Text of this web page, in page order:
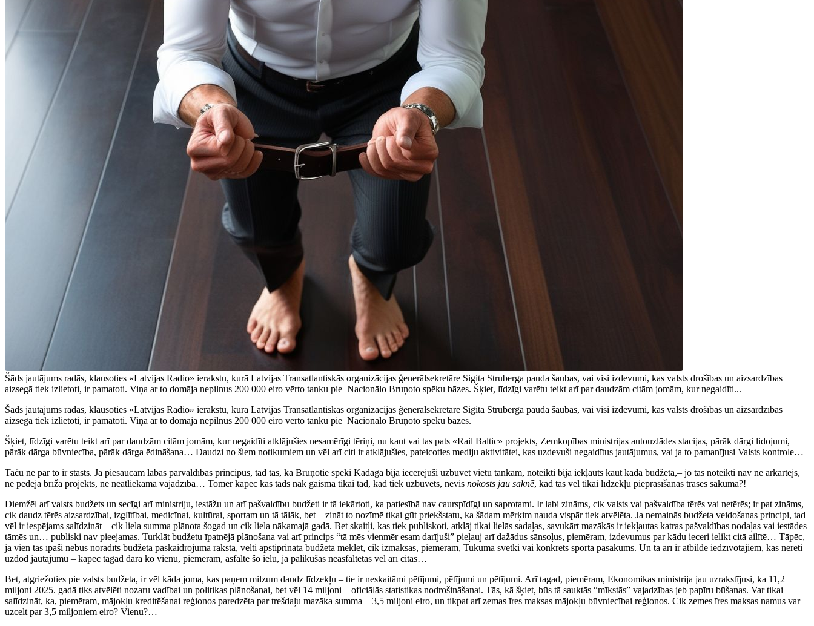
Šāds jautājums radās, klausoties «Latvijas Radio» ierakstu, kurā Latvijas Transatlantiskās organizācijas ģenerālsekretāre Sigita Struberga pauda šaubas, vai visi izdevumi, kas valsts drošības un aizsardzības
aizsegā tiek izlietoti, ir pamatoti. Viņa ar to domāja nepilnus 200 000 eiro vērto tanku pie Nacionālo Bruņoto spēku bāzes. Šķiet, līdzīgi varētu teikt arī par daudzām citām jomām, kur negaidīti...
Šāds jautājums radās, klausoties «Latvijas Radio» ierakstu, kurā Latvijas Transatlantiskās organizācijas ģenerālsekretāre Sigita Struberga pauda šaubas, vai visi izdevumi, kas valsts drošības un aizsardzības
aizsegā tiek izlietoti, ir pamatoti. Viņa ar to domāja nepilnus 200 000 eiro vērto tanku pie Nacionālo Bruņoto spēku bāzes.
Šķiet, līdzīgi varētu teikt arī par daudzām citām jomām, kur negaidīti atklājušies nesamērīgi tēriņi, nu kaut vai tas pats «Rail Baltic» projekts, Zemkopības ministrijas autouzlādes stacijas, pārāk dārgi lidojumi,
pārāk dārga būvniecība, pārāk dārga ēdināšana… Daudzi no šiem notikumiem un vēl arī citi ir atklājušies, pateicoties mediju aktivitātei, kas uzdevuši negaidītus jautājumus, vai ja to pamanījusi Valsts kontrole…
Taču ne par to ir stāsts. Ja piesaucam labas pārvaldības principus, tad tas, ka Bruņotie spēki Kadagā bija iecerējuši uzbūvēt vietu tankam, noteikti bija iekļauts kaut kādā budžetā,– jo tas noteikti nav ne ārkārtējs,
ne pēdējā brīža projekts, ne neatliekama vajadzība… Tomēr kāpēc kas tāds nāk gaismā tikai tad, kad tiek uzbūvēts, nevis nokosts jau saknē, kad tas vēl tikai līdzekļu pieprasīšanas trases sākumā?!
Diemžēl arī valsts budžets un secīgi arī ministriju, iestāžu un arī pašvaldību budžeti ir tā iekārtoti, ka patiesībā nav caurspīdīgi un saprotami. Ir labi zināms, cik valsts vai pašvaldība tērēs vai netērēs; ir pat zināms,
cik daudz tērēs aizsardzībai, izglītībai, medicīnai, kultūrai, sportam un tā tālāk, bet – zināt to nozīmē tikai gūt priekšstatu, ka šādam mērķim nauda vispār tiek atvēlēta. Ja nemainās budžeta veidošanas principi, tad
vēl ir iespējams salīdzināt – cik liela summa plānota šogad un cik liela nākamajā gadā. Bet skaitļi, kas tiek publiskoti, atklāj tikai lielās sadaļas, savukārt mazākās ir iekļautas katras pašvaldības nodaļas vai iestādes
tāmēs un… publiski nav pieejamas. Turklāt budžetu īpatnējā plānošana vai arī princips “tā mēs vienmēr esam darījuši” pieļauj arī dažādus sānsoļus, piemēram, izdevumus par kādu ieceri ielikt citā ailītē… Tāpēc,
ja vien tas īpaši nebūs norādīts budžeta paskaidrojuma rakstā, velti apstiprinātā budžetā meklēt, cik izmaksās, piemēram, Tukuma svētki vai konkrēts sporta pasākums. Un tā arī ir atbilde iedzīvotājiem, kas nereti
uzdod jautājumu – kāpēc tagad dara ko vienu, piemēram, asfaltē šo ielu, ja palikušas neasfaltētas vēl arī citas…
Bet, atgriežoties pie valsts budžeta, ir vēl kāda joma, kas paņem milzum daudz līdzekļu – tie ir neskaitāmi pētījumi, pētījumi un pētījumi. Arī tagad, piemēram, Ekonomikas ministrija jau uzrakstījusi, ka 11,2
miljoni 2025. gadā tiks atvēlēti nozaru vadībai un politikas plānošanai, bet vēl 14 miljoni – oficiālās statistikas nodrošināšanai. Tās, kā šķiet, būs tā sauktās “mīkstās” vajadzības jeb papīru būšanas. Var tikai
salīdzināt, ka, piemēram, mājokļu kreditēšanai reģionos paredzēta par trešdaļu mazāka summa – 3,5 miljoni eiro, un tikpat arī zemas īres maksas mājokļu būvniecībai reģionos. Cik zemes īres maksas namus var
uzcelt par 3,5 miljoniem eiro? Vienu?…